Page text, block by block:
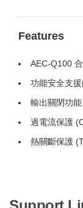
Features
AEC-Q100
功能安全支
輸出關閉功
過電流保護
熱關斷保護